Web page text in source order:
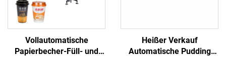
Vollautomatische
Papierbecher-Füll- und
Heißer Verkauf
Automatische Pudding